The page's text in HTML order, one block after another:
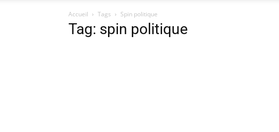
Accueil Tags Spin politique
Tag: spin politique